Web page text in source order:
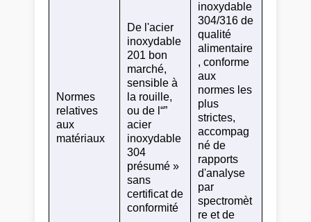
Normes
relatives
aux
matériaux
De l'acier
inoxydable
201 bon
marché,
sensible à
la rouille,
ou de l“”
acier
inoxydable
304
présumé »
sans
certificat de
conformité
inoxydable
304/316 de
qualité
alimentaire
, conforme
aux
normes les
plus
strictes,
accompag
né de
rapports
d'analyse
par
spectromèt
re et de